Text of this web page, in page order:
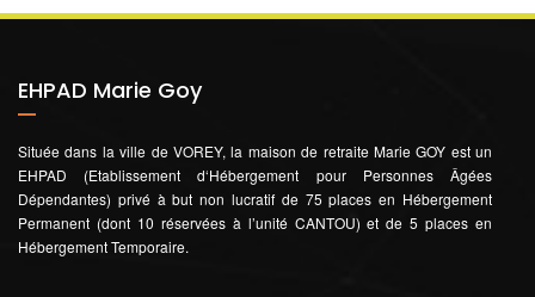
EHPAD Marie Goy
Située dans la ville de VOREY, la maison de retraite Marie GOY est un
EHPAD (Etablissement d‘Hébergement pour Personnes Âgées
Dépendantes) privé à but non lucratif de 75 places en Hébergement
Permanent (dont 10 réservées à l’unité CANTOU) et de 5 places en
Hébergement Temporaire.